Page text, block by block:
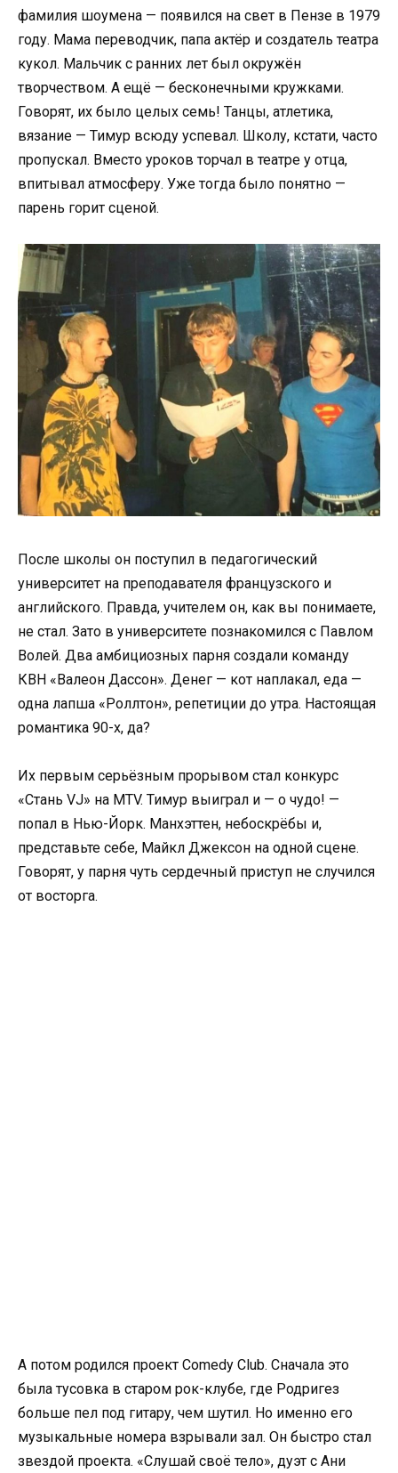
фамилия шоумена — появился на свет в Пензе в 1979
году. Мама переводчик, папа актёр и создатель театра
кукол. Мальчик с ранних лет был окружён
творчеством. А ещё — бесконечными кружками.
Говорят, их было целых семь! Танцы, атлетика,
вязание — Тимур всюду успевал. Школу, кстати, часто
пропускал. Вместо уроков торчал в театре у отца,
впитывал атмосферу. Уже тогда было понятно —
парень горит сценой.
После школы он поступил в педагогический
университет на преподавателя французского и
английского. Правда, учителем он, как вы понимаете,
не стал. Зато в университете познакомился с Павлом
Волей. Два амбициозных парня создали команду
КВН «Валеон Дассон». Денег — кот наплакал, еда —
одна лапша «Роллтон», репетиции до утра. Настоящая
романтика 90-х, да?
Их первым серьёзным прорывом стал конкурс
«Стань VJ» на MTV. Тимур выиграл и — о чудо! —
попал в Нью-Йорк. Манхэттен, небоскрёбы и,
представьте себе, Майкл Джексон на одной сцене.
Говорят, у парня чуть сердечный приступ не случился
от восторга.
А потом родился проект Comedy Club. Сначала это
была тусовка в старом рок-клубе, где Родригез
больше пел под гитару, чем шутил. Но именно его
музыкальные номера взрывали зал. Он быстро стал
звездой проекта. «Слушай своё тело», дуэт с Ани